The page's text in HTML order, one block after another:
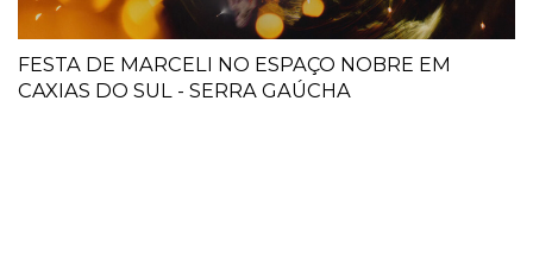
FESTA DE MARCELI NO ESPAÇO NOBRE EM
CAXIAS DO SUL - SERRA GAÚCHA